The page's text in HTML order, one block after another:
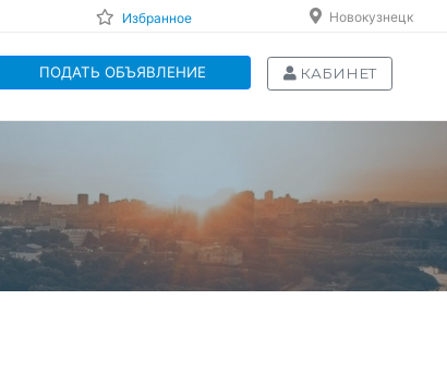
Избранное Новокузнецк
ПОДАТЬ ОБЪЯВЛЕНИЕ КАБИНЕТ